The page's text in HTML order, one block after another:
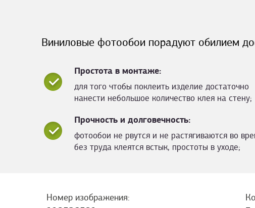
Виниловые фотообои порадуют обилием
Простота в монтаже:
для того чтобы поклеить изделие достаточно
нанести небольшое количество клея на стену;
Прочность и долговечность:
фотообои не рвутся и не растягиваются во
без труда клеятся встык, простоты в уходе;
Номер изображения: